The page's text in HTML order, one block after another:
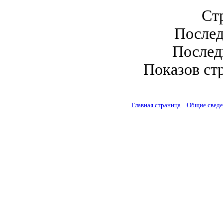
Показов
Главная страница Общие